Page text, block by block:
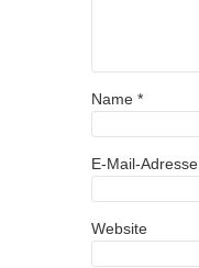
Name *
E-Mail-Adresse
Website